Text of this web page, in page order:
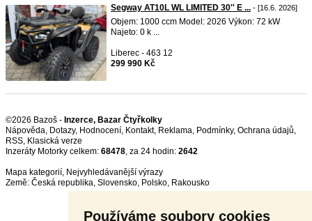
Používáme soubory cookies
Segway AT10L WL LIMITED 30'' E ... - [16.6. 2026]
Objem: 1000 ccm Model: 2026 Výkon: 72 kW
Najeto: 0 k ...
Liberec - 463 12
299 990 Kč
©2026 Bazoš - Inzerce, Bazar Čtyřkolky
Nápověda, Dotazy, Hodnocení, Kontakt, Reklama, Podmínky, Ochrana údajů,
RSS,
Inzeráty Motorky celkem: 68478, za 24 hodin: 2642
Mapa kategorií, Nejvyhledávanější výrazy
Země: Česká republika, Slovensko, Polsko, Rakousko